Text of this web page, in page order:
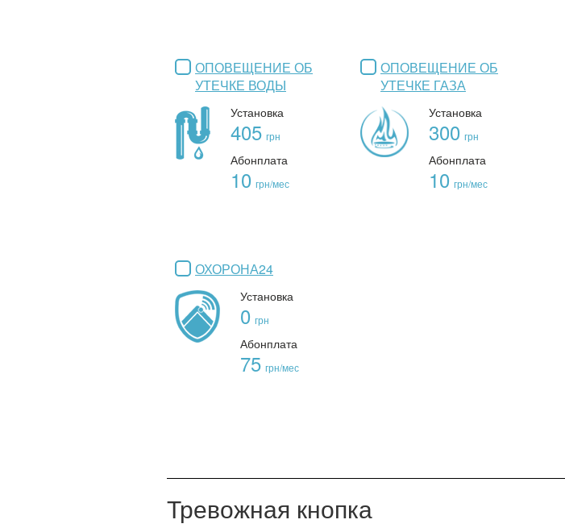
ОПОВЕЩЕНИЕ ОБ
УТЕЧКЕ ВОДЫ
Установка
405 грн
Абонплата
10 грн/мес
ОПОВЕЩЕНИЕ ОБ
УТЕЧКЕ ГАЗА
Установка
300 грн
Абонплата
10 грн/мес
ОХОРОНА24
Установка
0 грн
Абонплата
75 грн/мес
Тревожная кнопка